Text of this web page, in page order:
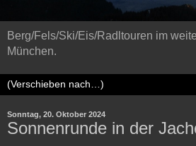
Berg/Fels/Ski/Eis/Radltouren im
München.
Sonntag, 20. Oktober 2024
Sonnenrunde in der